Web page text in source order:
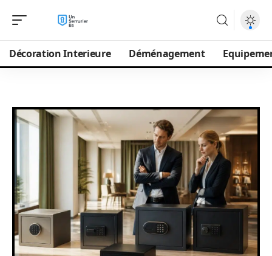
Décoration Interieure Déménagement